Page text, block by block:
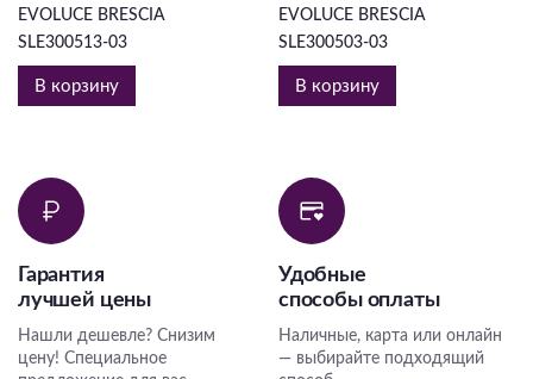
EVOLUCE BRESCIA
SLE300513-03
В корзину
EVOLUCE BRESCIA
SLE300503-03
В корзину
Гарантия
лучшей цены
Нашли дешевле? Снизим
цену! Специальное
Удобные
способы оплаты
Наличные, карта или онлайн
— выбирайте подходящий